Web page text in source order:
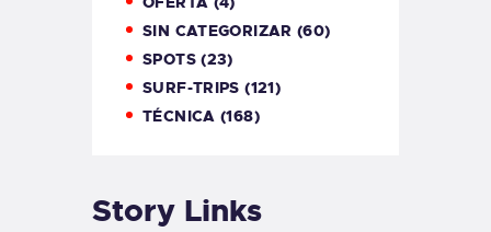
SIN CATEGORIZAR (60)
SPOTS(23)
SURF-TRIPS (121)
TÉCNICA (168)
Story Links